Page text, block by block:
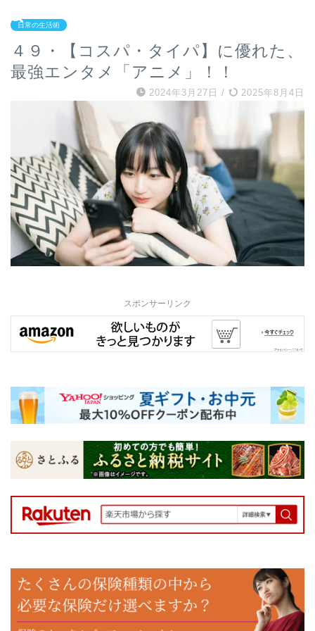
日常の生活術
４９・【コスパ・タイパ】に優れた、
最強エンタメ「アニメ」！！
2024年3月27日 / 2025年8月4日
スポンサーリンク